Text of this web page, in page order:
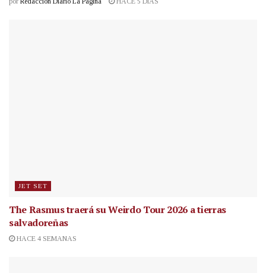
JET SET
The Rasmus traerá su Weirdo Tour 2026 a tierras
salvadoreñas
HACE 4 SEMANAS